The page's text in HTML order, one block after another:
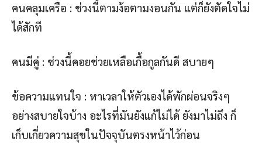
คนคลุมเครือ : ช่วงนี้ตามง้อตามงอนกัน แต่ก็ยังตัดใจไม่
ได้สักที
คนมีคู่ : ช่วงนี้คอยช่วยเหลือเกื้อกูลกันดี สบายๆ
ข้อความแทนใจ : หาเวลาให้ตัวเองได้พักผ่อนจริงๆ
อย่างสบายใจบ้าง อะไรที่มันยังแก้ไม่ได้ ยังมาไม่ถึง ก็
เก็บเกี่ยวความสุขในปัจจุบันตรงหน้าไว้ก่อน